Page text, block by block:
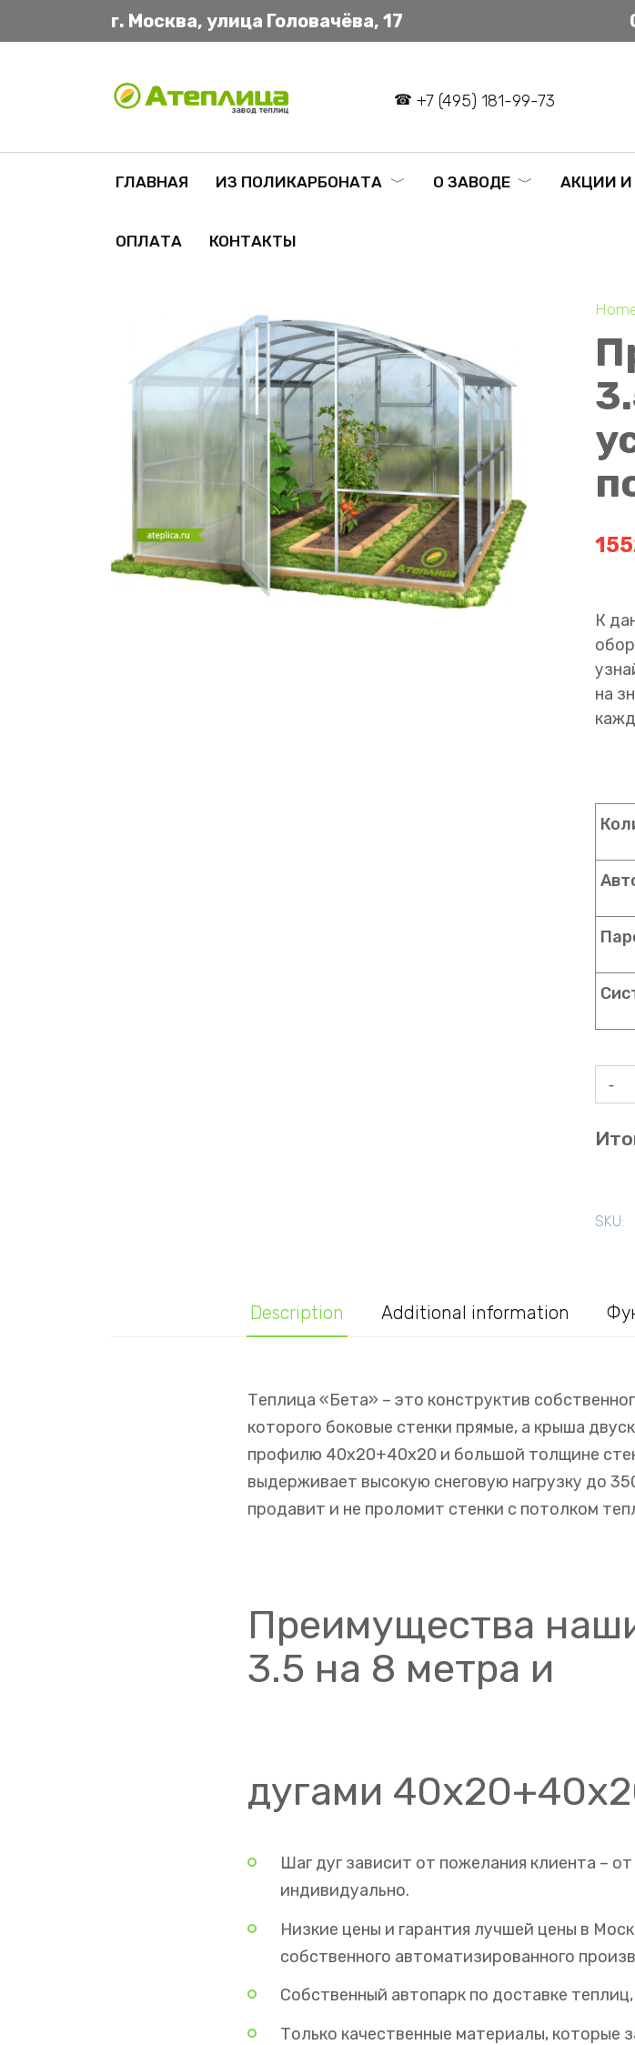
г. Москва, улица Головачёва, 17
+7 (495) 181-99-73
ГЛАВНАЯ ИЗ ПОЛИКАРБОНАТА О ЗАВОДЕ АКЦИИ
ОПЛАТА КОНТАКТЫ
К
на
на
с
SKU:
Description Additional information
Теплица «Бета» – это конструктив
которого боковые стенки прямые, а крыша
профилю 40х20+40х20 и большой толщине
выдерживает высокую снеговую нагрузку до
продавит и не проломит стенки с потолком
Преимущества
3.5 на 8 метра и
дугами
Шаг дуг зависит от пожелания клиента –
индивидуально.
Низкие цены и гарантия лучшей цены в
собственного автоматизированного
Собственный автопарк по доставке
Только качественные материалы, которые